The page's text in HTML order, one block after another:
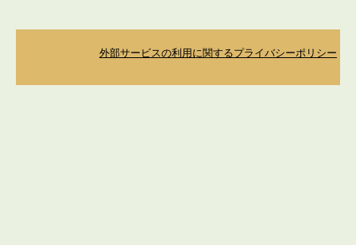
外部サービスの利用に関するプライバシーポリシー